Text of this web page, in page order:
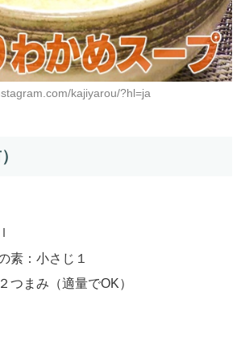
kajiyarou/?hl=ja
素：小さじ１
つまみ（適量でOK）